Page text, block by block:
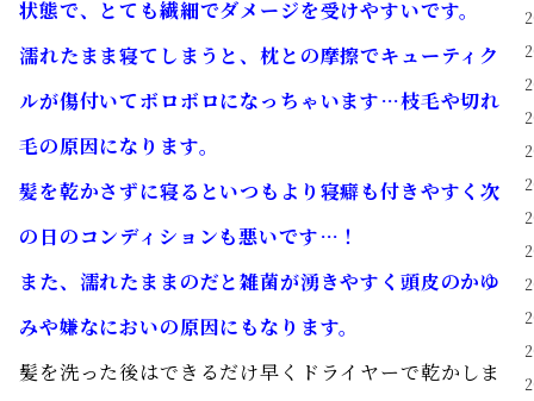
状態で、とても繊細でダメージを受けやすいです。
濡れたまま寝てしまうと、枕との摩擦でキューティク
ルが傷付いてボロボロになっちゃいます…枝毛や切れ
毛の原因になります。
髪を乾かさずに寝るといつもより寝癖も付きやすく次
の日のコンディションも悪いです…！
また、濡れたままのだと雑菌が湧きやすく頭皮のかゆ
みや嫌なにおいの原因にもなります。
髪を洗った後はできるだけ早くドライヤーで乾かしま